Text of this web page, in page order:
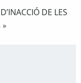
DE LES
»